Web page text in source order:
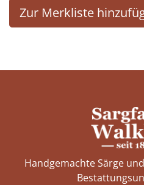
Zur Merkliste
Handgemachte Särge